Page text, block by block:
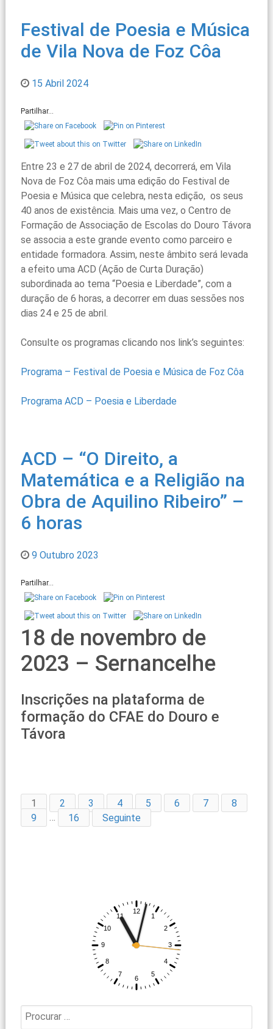
Festival de Poesia e Música
de Vila Nova de Foz Côa
15 Abril 2024
Partilhar...
Entre 23 e 27 de abril de 2024, decorrerá, em Vila
Nova de Foz Côa mais uma edição do Festival de
Poesia e Música que celebra, nesta edição, os seus
40 anos de existência. Mais uma vez, o Centro de
Formação de Associação de Escolas do Douro Távora
se associa a este grande evento como parceiro e
entidade formadora. Assim, neste âmbito será levada
a efeito uma ACD (Ação de Curta Duração)
subordinada ao tema “Poesia e Liberdade”, com a
duração de 6 horas, a decorrer em duas sessões nos
dias 24 e 25 de abril.
Consulte os programas clicando nos link’s seguintes:
Programa – Festival de Poesia e Música de Foz Côa
Programa ACD – Poesia e Liberdade
ACD – “O Direito, a
Matemática e a Religião na
Obra de Aquilino Ribeiro” –
6 horas
9 Outubro 2023
Partilhar...
18 de novembro de
2023 – Sernancelhe
Inscrições na plataforma de
formação do CFAE do Douro e
Távora
1 2 3 4 5 6 7
8
9
… 16 Seguinte
Procurar: